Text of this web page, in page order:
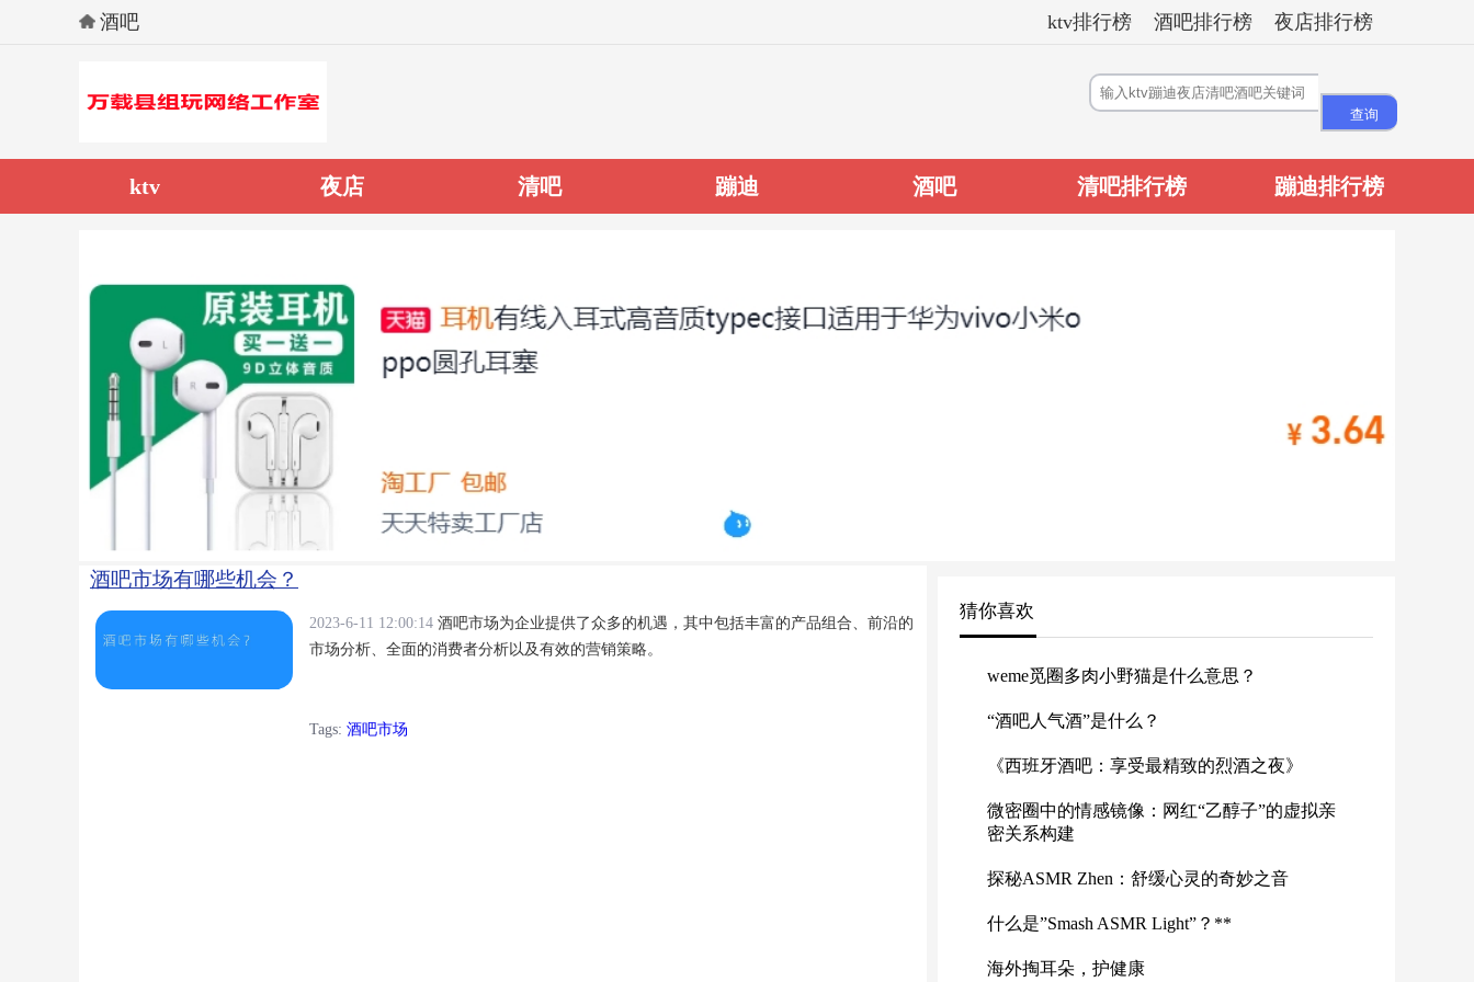
酒吧 ktv排行榜 酒吧排行榜 夜店排行榜
ktv 夜店 清吧 蹦迪 酒吧 清吧排行榜 蹦迪排行榜
酒吧市场有哪些机会？
2023-6-11 12:00:14 酒吧市场为企业提供了众多的机遇，其中包括丰富的产品组合、前沿的
市场分析、全面的消费者分析以及有效的营销策略。
Tags: 酒吧市场
猜你喜欢
weme觅圈多肉小野猫是什么意思？
“酒吧人气酒”是什么？
《西班牙酒吧：享受最精致的烈酒之夜》
微密圈中的情感镜像：网红“乙醇子”的虚拟亲
密关系构建
探秘ASMR Zhen：舒缓心灵的奇妙之音
什么是”Smash ASMR Light”？**
海外掏耳朵，护健康